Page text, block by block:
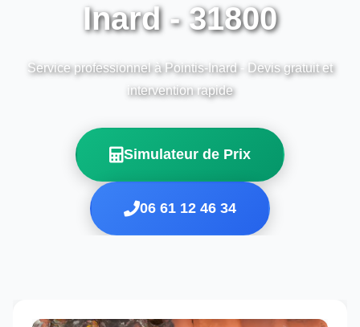
Inard - 31800
Service professionnel à Pointis-Inard - Devis gratuit et
intervention rapide
Simulateur de Prix
06 61 12 46 34